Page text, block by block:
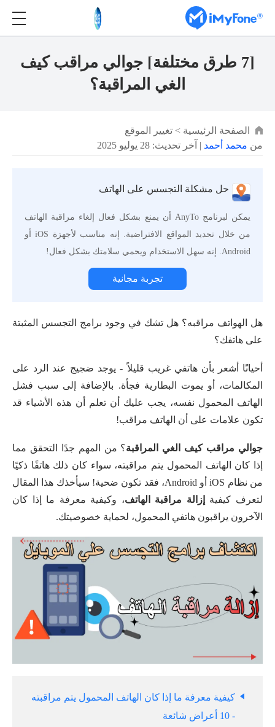
[7 طرق مختلفة] جوالي مراقب كيف
الغي المراقبة؟
الصفحة الرئيسية > تغيير الموقع
من محمد أحمد | آخر تحديث: 28 يوليو 2025
حل مشكلة التجسس على الهاتف
يمكن لبرنامج AnyTo أن يمنع بشكل فعال إلغاء مراقبة الهاتف
من خلال تحديد المواقع الافتراضية. إنه مناسب لأجهزة iOS أو
Android. إنه سهل الاستخدام ويحمي سلامتك بشكل فعال!
تجربة مجانية
هل الهواتف مراقبه؟ هل تشك في وجود برامج التجسس المثبتة
على هاتفك؟
أحيانًا أشعر بأن هاتفي غريب قليلاً - يوجد ضجيج عند الرد على
المكالمات، أو يموت البطارية فجأة. بالإضافة إلى سبب فشل
الهاتف المحمول نفسه، يجب عليك أن تعلم أن هذه الأشياء قد
تكون علامات على أن الهاتف مراقب!
جوالي مراقب كيف الغي المراقبة؟ من المهم جدًا التحقق مما
إذا كان الهاتف المحمول يتم مراقبته، سواء كان ذلك هاتفًا ذكيًا
من نظام iOS أو Android، فقد تكون ضحية! سيأخذك هذا المقال
لتعرف كيفية
إزالة مراقبة الهاتف، وكيفية معرفة ما إذا كان
الآخرون يراقبون هاتفي المحمول، لحماية خصوصيتك.
كيفية معرفة ما إذا كان الهاتف المحمول يتم مراقبته
- 10 أعراض شائعة